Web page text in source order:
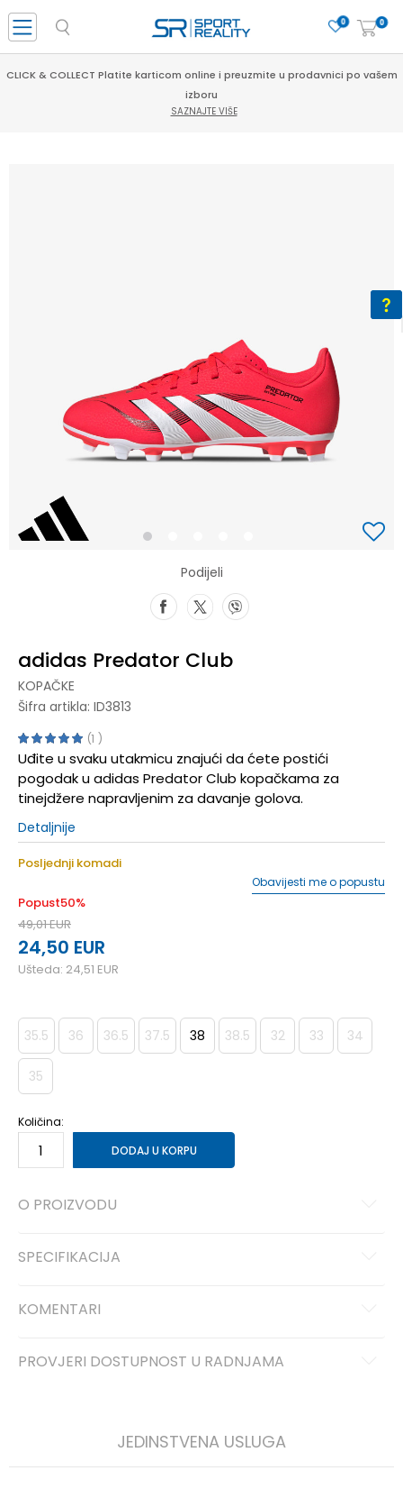
0
0
CLICK & COLLECT Platite karticom online i preuzmite u prodavnici po vašem
izboru
SAZNAJTE VIŠE
1
Podijeli
adidas Predator Club
KOPAČKE
Šifra artikla: ID3813
1
Uđite u svaku utakmicu znajući da ćete postići
pogodak u adidas Predator Club kopačkama za
tinejdžere napravljenim za davanje golova.
Detaljnije
Posljednji komadi
Popust50%
49,01EUR
24,50 EUR
Ušteda: 24,51 EUR
Obavijesti me o popustu
35.5 36 36.5 37.5 38 38.5 32 33 34
35
Količina:
DODAJ U KORPU
O PROIZVODU
SPECIFIKACIJA
KOMENTARI
PROVJERI DOSTUPNOST U RADNJAMA
JEDINSTVENA USLUGA